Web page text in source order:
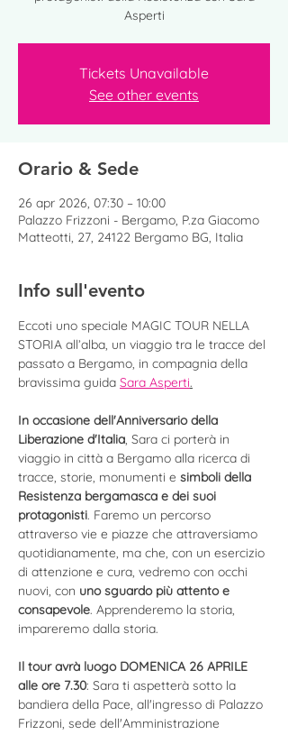
Asperti
Tickets Unavailable
See other events
Orario & Sede
26 apr 2026, 07:30 – 10:00
Palazzo Frizzoni - Bergamo, P.za Giacomo
Matteotti, 27, 24122 Bergamo BG, Italia
Info sull'evento
Eccoti uno speciale MAGIC TOUR NELLA
STORIA all’alba, un viaggio tra le tracce del
passato a Bergamo, in compagnia della
bravissima guida Sara Asperti.
In occasione dell'Anniversario della
Liberazione d'Italia, Sara ci porterà in
viaggio in città a Bergamo alla ricerca di
tracce, storie, monumenti e simboli della
Resistenza bergamasca e dei suoi
protagonisti. Faremo un percorso
attraverso vie e piazze che attraversiamo
quotidianamente, ma che, con un esercizio
di attenzione e cura, vedremo con occhi
nuovi, con uno sguardo più attento e
consapevole. Apprenderemo la storia,
impareremo dalla storia.
Il tour avrà luogo DOMENICA 26 APRILE
alle ore 7.30: Sara ti aspetterà sotto la
bandiera della Pace, all'ingresso di Palazzo
Frizzoni, sede dell'Amministrazione